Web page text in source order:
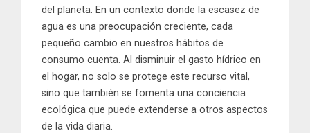
del planeta. En un contexto donde la escasez de
agua es una preocupación creciente, cada
pequeño cambio en nuestros hábitos de
consumo cuenta. Al disminuir el gasto hídrico en
el hogar, no solo se protege este recurso vital,
sino que también se fomenta una conciencia
ecológica que puede extenderse a otros aspectos
de la vida diaria.